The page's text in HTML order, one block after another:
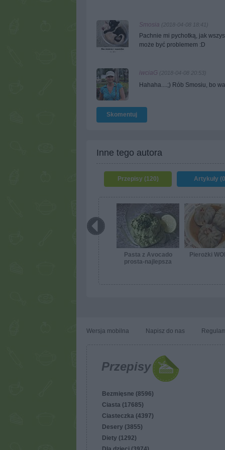
Smosia (2018-04-08 18:41)
Pachnie mi pychotką, jak
może być problemem :D
iwciaG (2018-04-08 20:53)
Hahaha....;) Rób Smosiu, bo
Skomentuj
Inne tego autora
Przepisy (120) Artykuły
Pasta z Avocado
prosta-najlepsza
Pierożki
Wersja mobilna Napisz do nas
Przepisy
Bezmięsne (8596)
Ciasta (17685)
Ciasteczka (4397)
Desery (3855)
Diety (1292)